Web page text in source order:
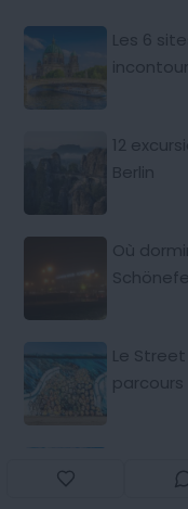
Les 6
12
Berlin
Où
Le
parcours